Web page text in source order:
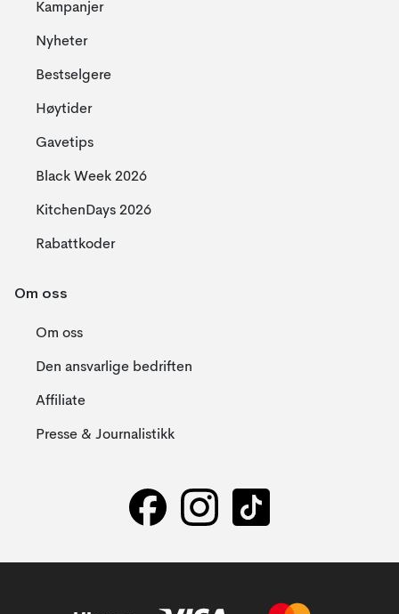
Kampanjer
Nyheter
Bestselgere
Høytider
Gavetips
Black Week 2026
KitchenDays 2026
Rabattkoder
Om oss
Om oss
Den ansvarlige bedriften
Affiliate
Presse & Journalistikk